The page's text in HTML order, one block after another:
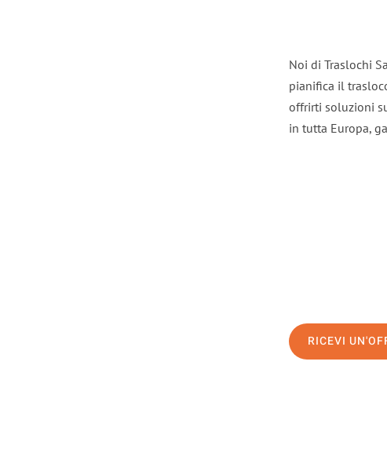
Noi di Traslochi
pianifica il
offrirti soluzioni
in tutta Europa,
RICEVI